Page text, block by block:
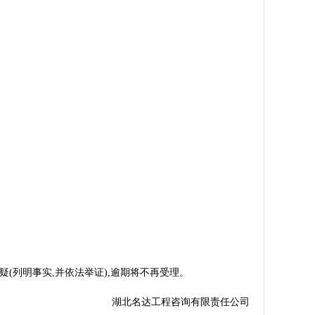
列明事实,并依法举证),逾期将不再受理。
湖北名达工程咨询有限责任公司